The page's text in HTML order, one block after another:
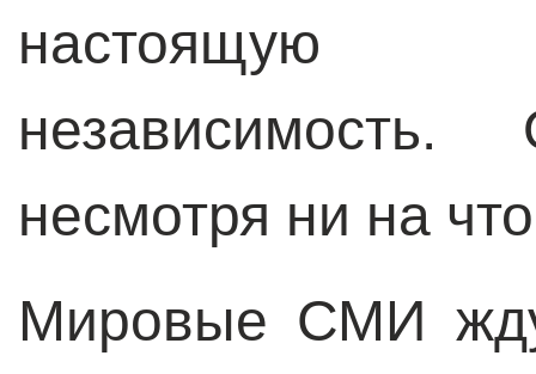
настоящую
несмотря ни на
Мировые СМИ